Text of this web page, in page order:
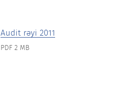
Audit rəyi 2011
PDF 2 MB